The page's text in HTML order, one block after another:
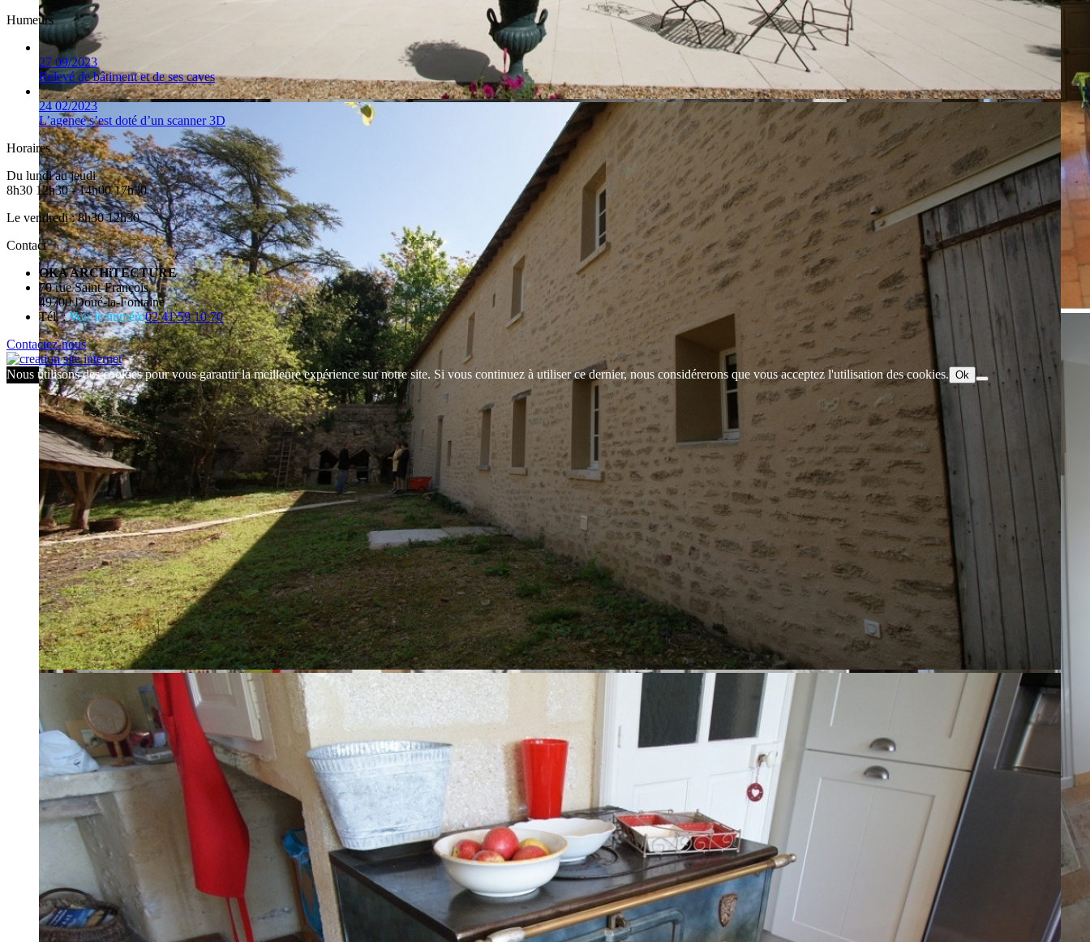
Humeurs
27 09/2023
Relevé de bâtiment et de ses caves
24 02/2023
L’agence s’est doté d’un scanner 3D
Horaires
Du lundi au jeudi
8h30 12h30 - 14h00 17h30
Le vendredi : 8h30 12h30
Contact
OKA ARCHiTECTURE
70 rue Saint-François
49700 Doué-la-Fontaine
Tél. :Voir le numéro02 41 59 10 70
Contactez-nous
Nous utilisons des cookies pour vous garantir la meilleure expérience sur notre site. Si vous continuez à utiliser ce dernier, nous considérerons que vous acceptez l'utilisation des cookies. Ok